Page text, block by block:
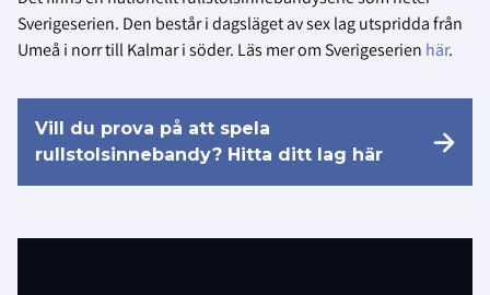
Sverigeserien. Den består i dagsläget av sex lag utspridda från
Umeå i norr till Kalmar i söder. Läs mer om Sverigeserien här.
Vill du prova på att spela
rullstolsinnebandy? Hitta ditt lag här